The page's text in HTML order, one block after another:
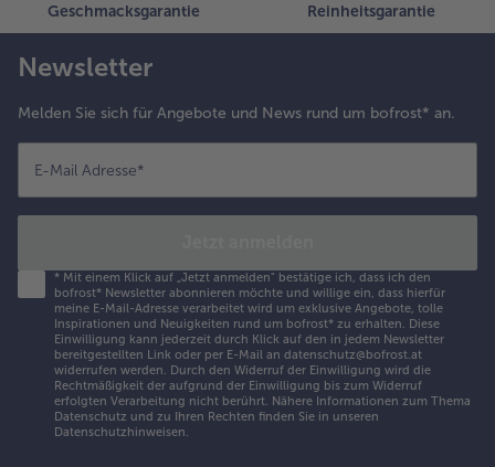
Geschmacksgarantie Reinheitsgarantie
Newsletter
Melden Sie sich für Angebote und News rund um bofrost* an.
E-Mail Adresse*
* Mit einem Klick auf „Jetzt anmelden" bestätige ich, dass ich den
bofrost* Newsletter abonnieren möchte und willige ein, dass hierfür
meine E-Mail-Adresse verarbeitet wird um exklusive Angebote, tolle
Inspirationen und Neuigkeiten rund um bofrost* zu erhalten. Diese
Einwilligung kann jederzeit durch Klick auf den in jedem Newsletter
bereitgestellten Link oder per E-Mail an datenschutz@bofrost.at
widerrufen werden. Durch den Widerruf der Einwilligung wird die
Rechtmäßigkeit der aufgrund der Einwilligung bis zum Widerruf
erfolgten Verarbeitung nicht berührt. Nähere Informationen zum Thema
Datenschutz und zu Ihren Rechten finden Sie in unseren
Datenschutzhinweisen.